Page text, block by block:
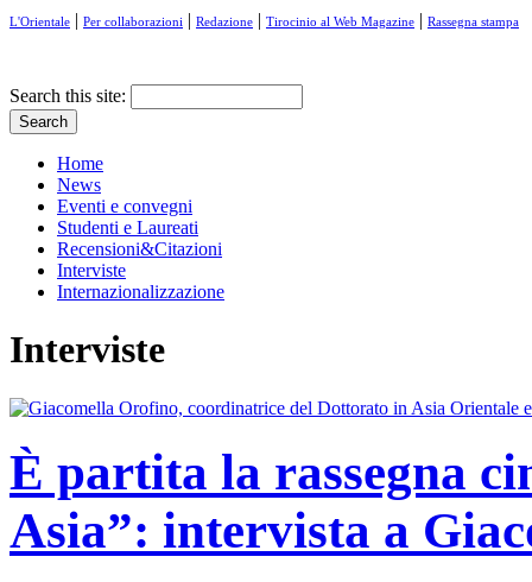
L'Orientale | Per collaborazioni | Redazione | Tirocinio al Web Magazine | Rassegna stampa
Search this site:
Home
News
Eventi e convegni
Studenti e Laureati
Recensioni&Citazioni
Interviste
Internazionalizzazione
Interviste
È partita la rassegna
Asia”: intervista a